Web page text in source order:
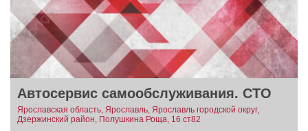
Автосервис самообслуживания. СТО
Ярославская область, Ярославль, Ярославль городской округ,
Дзержинский район, Полушкина Роща, 16 ст82